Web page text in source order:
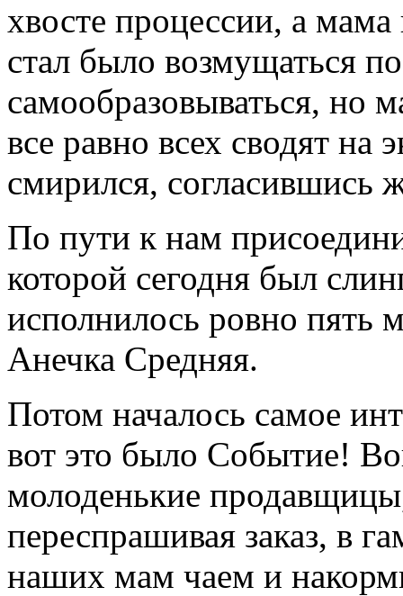
хвосте процессии, а
стал было возмущаться
самообразовываться, но
все равно всех сводят
смирился, согласившись
По пути к нам
которой сегодня был
исполнилось ровно пять
Анечка Средняя.
Потом началось самое
вот это было Событие!
молоденькие
переспрашивая заказ, в
наших мам чаем и